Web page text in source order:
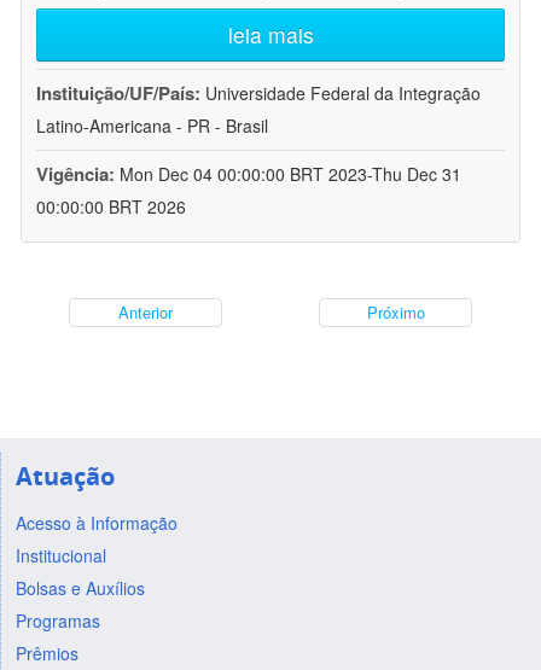
leia mais
Instituição/UF/País: Universidade Federal da Integração
Latino-Americana - PR - Brasil
Vigência: Mon Dec 04 00:00:00 BRT 2023-Thu Dec 31
00:00:00 BRT 2026
Anterior Próximo
Atuação
Acesso à Informação
Institucional
Bolsas e Auxílios
Programas
Prêmios